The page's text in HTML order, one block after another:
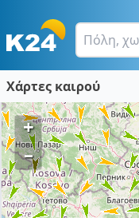
Χάρτες καιρού
+
–